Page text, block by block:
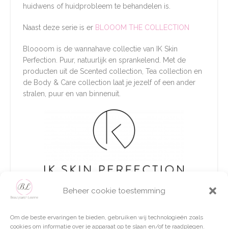
Beheer cookie toestemming
Om de beste ervaringen te bieden, gebruiken wij technologieën zoals
cookies om informatie over je apparaat op te slaan en/of te raadplegen.
huidwens of huidprobleem te behandelen is.
Naast deze serie is er BLOOOM THE COLLECTION
Bloooom is de wannahave collectie van IK Skin
Perfection. Puur, natuurlijk en sprankelend. Met de
producten uit de Scented collection, Tea collection en
de Body & Care collection laat je jezelf of een ander
stralen, puur en van binnenuit.